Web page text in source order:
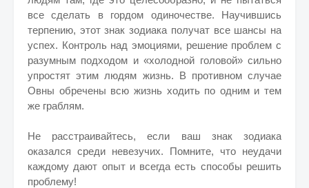
все сделать в гордом одиночестве. Научившись
терпению, этот знак зодиака получат все шансы на
успех. Контроль над эмоциями, решение проблем с
разумным подходом и «холодной головой» сильно
упростят этим людям жизнь. В противном случае
Овны обречены всю жизнь ходить по одним и тем
же граблям.
Не расстраивайтесь, если ваш знак зодиака
оказался среди невезучих. Помните, что неудачи
каждому дают опыт и всегда есть способы решить
проблему!